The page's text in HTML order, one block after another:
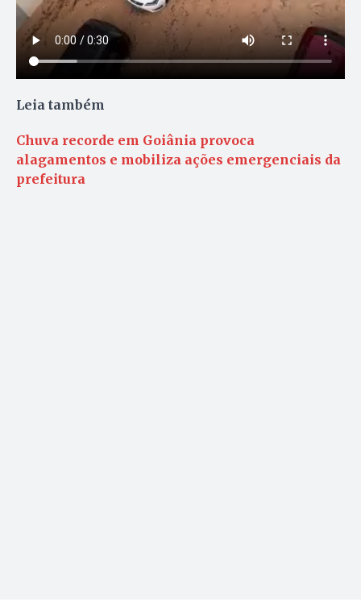
Leia também
Chuva recorde em Goiânia provoca
alagamentos e mobiliza ações emergenciais da
prefeitura